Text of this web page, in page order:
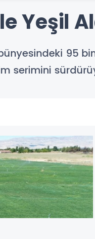
Yeşil
95
serimini